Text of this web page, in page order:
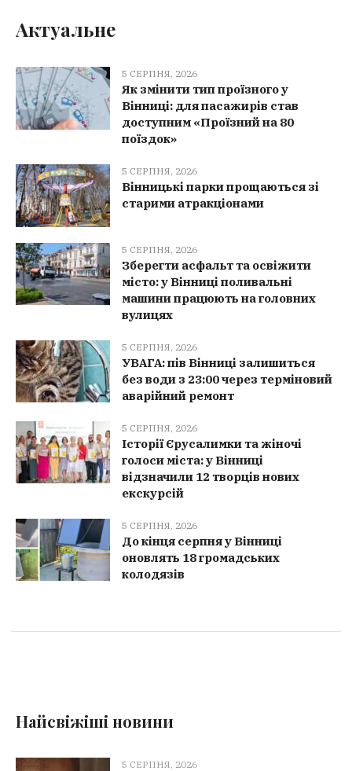
Актуальне
5 СЕРПНЯ, 2026
Як змінити тип проїзного у
Вінниці: для пасажирів став
доступним «Проїзний на 80
поїздок»
5 СЕРПНЯ, 2026
Вінницькі парки прощаються зі
старими атракціонами
5 СЕРПНЯ, 2026
Зберегти асфальт та освіжити
місто: у Вінниці поливальні
машини працюють на головних
вулицях
5 СЕРПНЯ, 2026
УВАГА: пів Вінниці залишиться
без води з 23:00 через терміновий
аварійний ремонт
5 СЕРПНЯ, 2026
Історії Єрусалимки та жіночі
голоси міста: у Вінниці
відзначили 12 творців нових
екскурсій
5 СЕРПНЯ, 2026
До кінця серпня у Вінниці
оновлять 18 громадських
колодязів
Найсвіжіші новини
5 СЕРПНЯ, 2026